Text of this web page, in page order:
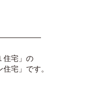
住宅」の
宅」です。